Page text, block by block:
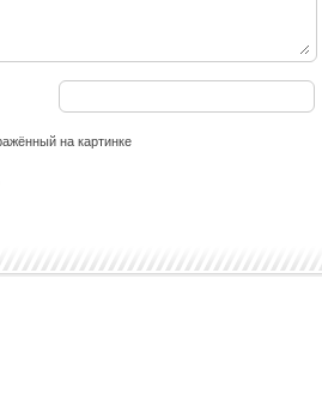
на картинке